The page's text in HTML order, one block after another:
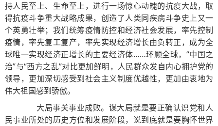
持人民至上、生命至上，进行一场惊心动魄的抗疫大战，取
得抗疫斗争重大战略成果，创造了人类同疾病斗争史上又一
个英勇壮举；我们统筹疫情防控和经济社会发展，率先控制
疫情，率先复工复产，率先实现经济增长由负转正，成为全
球唯一实现经济正增长的主要经济体……环顾全球，“中国之
治”与“西方之乱”对比更加鲜明，人民群众发自内心拥护党的
领导，更加深切感受到社会主义制度优越性，更加由衷地为
伟大祖国感到骄傲。
大局事关事业成败。谋大局就是要正确认识党和人
民事业所处的历史方位和发展阶段，说到底就是要胸怀世界